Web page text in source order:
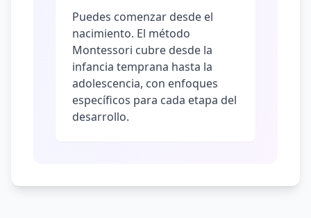
Puedes comenzar desde el
nacimiento. El método
Montessori cubre desde la
infancia temprana hasta la
adolescencia, con enfoques
específicos para cada etapa del
desarrollo.